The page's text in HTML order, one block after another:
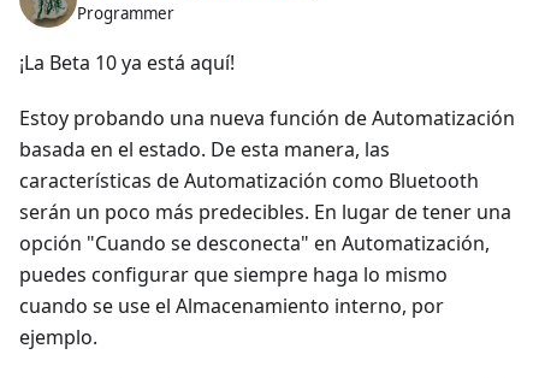
Programmer
¡La Beta 10 ya está aquí!
Estoy probando una nueva función de Automatización
basada en el estado. De esta manera, las
características de Automatización como Bluetooth
serán un poco más predecibles. En lugar de tener una
opción "Cuando se desconecta" en Automatización,
puedes configurar que siempre haga lo mismo
cuando se use el Almacenamiento interno, por
ejemplo.